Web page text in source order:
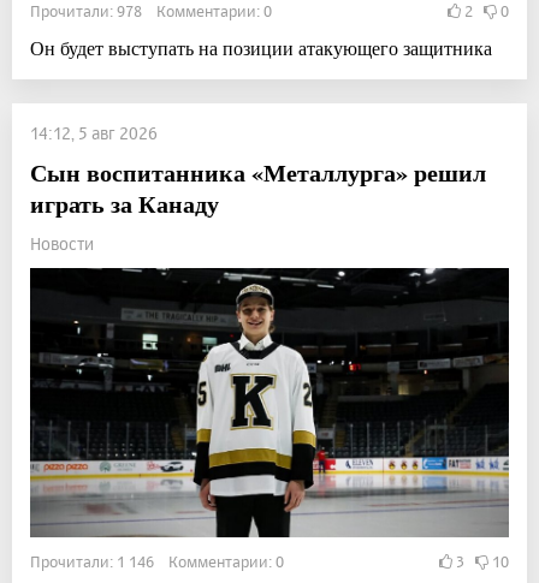
Прочитали: 978 Комментарии: 0 2 0
Он будет выступать на позиции атакующего защитника
14:12, 5 авг 2026
Сын воспитанника «Металлурга» решил
играть за Канаду
Новости
Прочитали: 1 146 Комментарии: 0 3 10